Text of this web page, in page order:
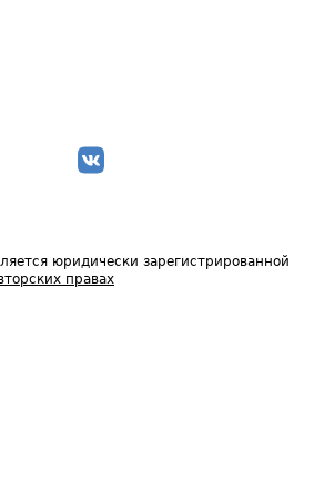
юридически зарегистрированной
правах